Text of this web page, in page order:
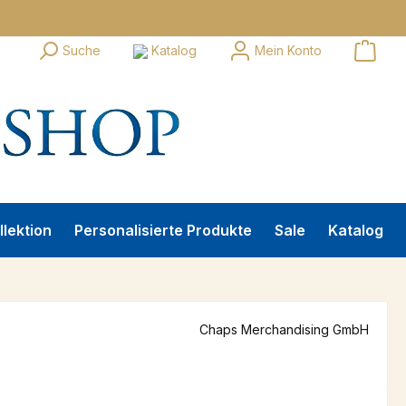
Suche Katalog Mein Konto
Personalisierte Produkte Sale Katalog
Chaps Merchandising GmbH